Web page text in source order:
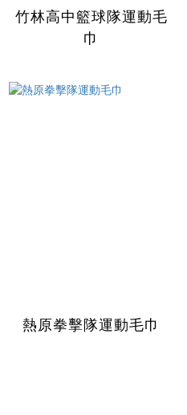
竹林高中籃球隊運動毛
巾
熱原拳擊隊運動毛巾